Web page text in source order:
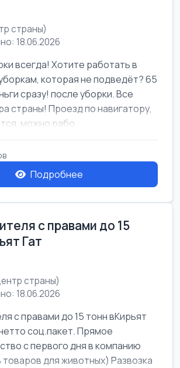
страны)
18.06.2026
всегда! Хотите работать в
которая не подведёт? 65
сразу! после уборки. Все
страны! Проезд по навигатору,
можно рабо...
Подробнее
с правами до 15
Гат
страны)
18.06.2026
с правами до 15 тонн вКирьят
нетто соц.пакет. Прямое
с первого дня в компанию
для животных) Развозка